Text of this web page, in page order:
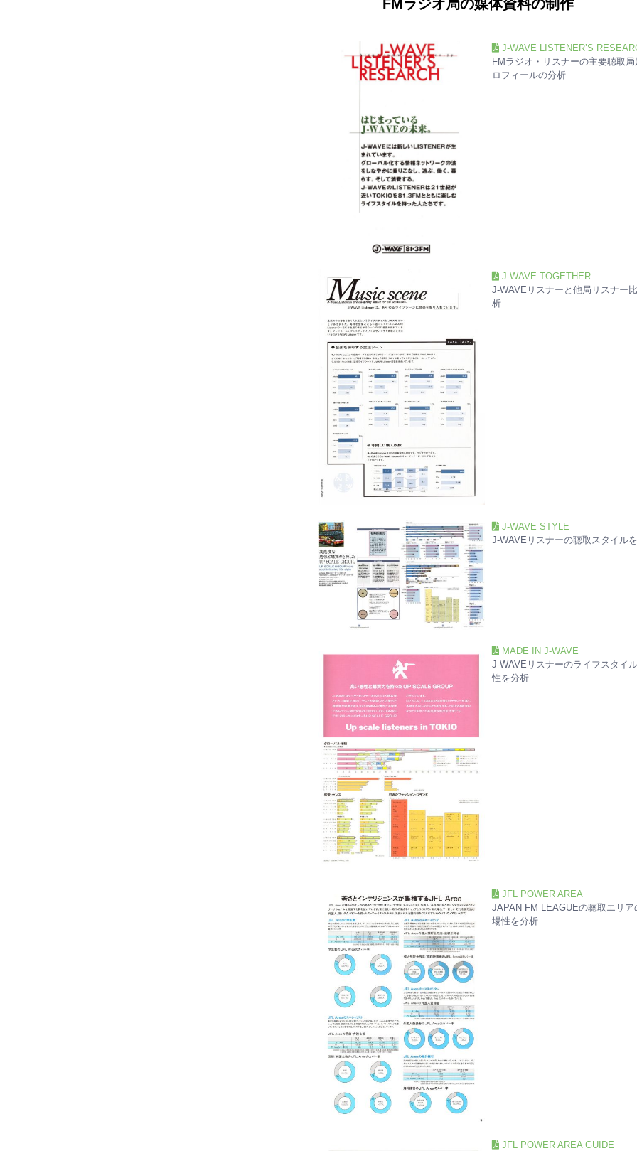
FMラジオ局の媒体資料の制作
J-WAVE LISTENER’S
FMラジオ・リスナーの主要聴取局
ロフィールの分析
J-WAVE TOGETHER
J-WAVEリスナーと他局リスナー
析
J-WAVE STYLE
J-WAVEリスナーの聴取スタイル
MADE IN J-WAVE
J-WAVEリスナーのライフスタイ
性を分析
JFL POWER AREA
JAPAN FM LEAGUEの聴取エリア
場性を分析
JFL POWER AREA GUIDE